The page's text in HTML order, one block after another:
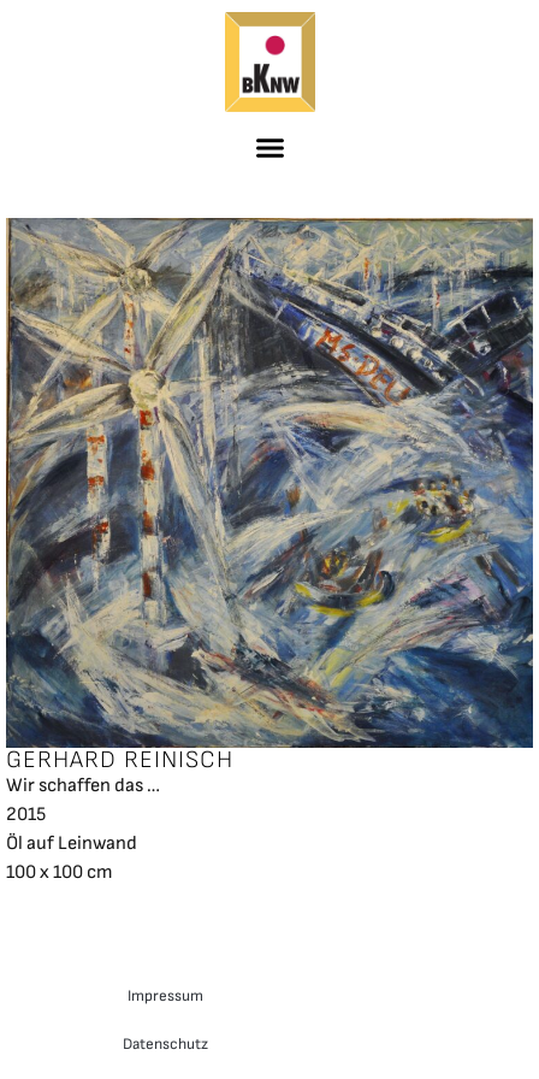
GERHARD REINISCH
Wir schaffen das …
2015
Öl auf Leinwand
100 x 100 cm
Impressum
Datenschutz